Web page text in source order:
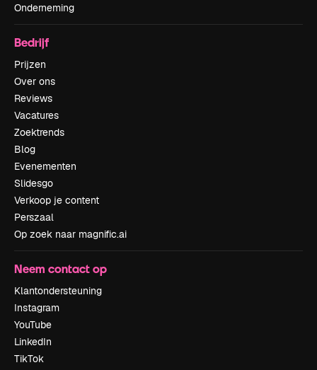
Onderneming
Bedrijf
Prijzen
Over ons
Reviews
Vacatures
Zoektrends
Blog
Evenementen
Slidesgo
Verkoop je content
Perszaal
Op zoek naar magnific.ai
Neem contact op
Klantondersteuning
Instagram
YouTube
LinkedIn
TikTok